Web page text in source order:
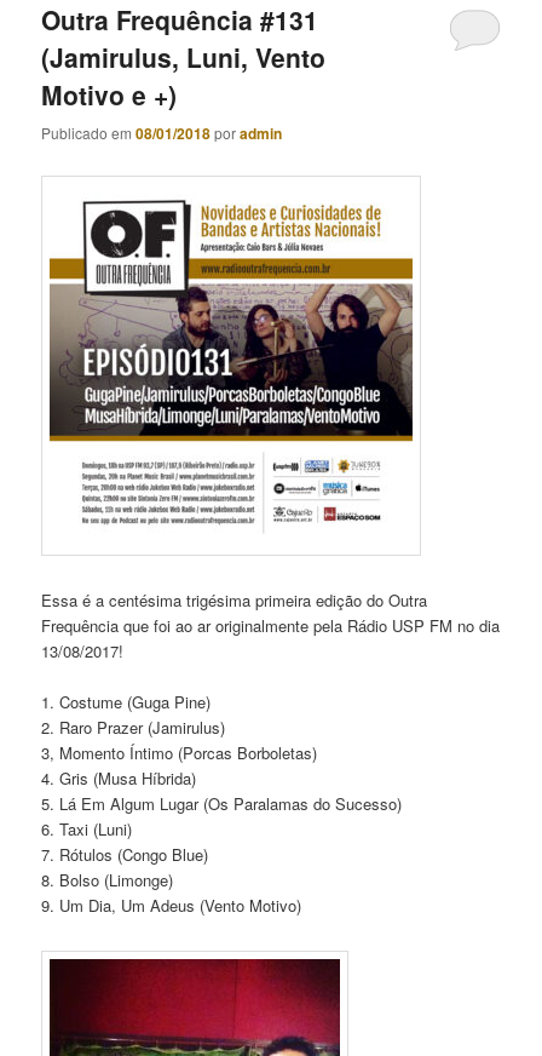
Outra Frequência #131
(Jamirulus, Luni, Vento
Motivo e +)
Publicado em08/01/2018poradmin
Essa é a centésima trigésima primeira edição do Outra
Frequência que foi ao ar originalmente pela Rádio USP FM no dia
13/08/2017!
1. Costume (Guga Pine)
2. Raro Prazer (Jamirulus)
3, Momento Íntimo (Porcas Borboletas)
4. Gris (Musa Híbrida)
5. Lá Em Algum Lugar (Os Paralamas do Sucesso)
6. Taxi (Luni)
7. Rótulos (Congo Blue)
8. Bolso (Limonge)
9. Um Dia, Um Adeus (Vento Motivo)